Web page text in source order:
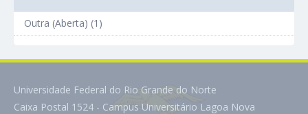
Outra (Aberta) (1)
Universidade Federal do Rio Grande do Norte
Caixa Postal 1524 - Campus Universitário Lagoa Nova